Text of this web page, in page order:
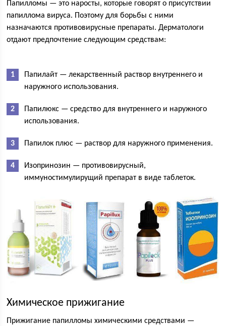
Папилломы — это наросты, которые говорят о присутствии
папиллома вируса. Поэтому для борьбы с ними
назначаются противовирусные препараты. Дерматологи
отдают предпочтение следующим средствам:
Папилайт — лекарственный раствор внутреннего и
наружного использования.
Папилюкс — средство для внутреннего и наружного
использования.
Папилок плюс — раствор для наружного применения.
Изопринозин — противовирусный,
иммуностимулирущий препарат в виде таблеток.
Химическое прижигание
Прижигание папилломы химическими средствами —